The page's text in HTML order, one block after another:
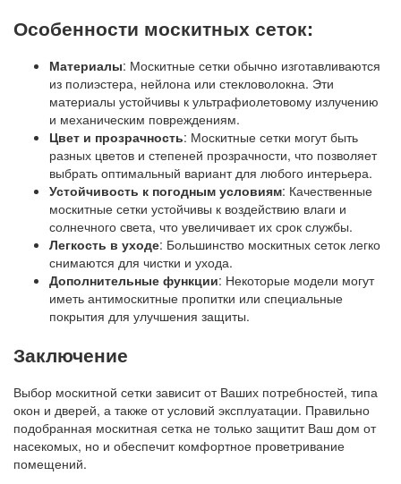
Особенности москитных сеток:
Материалы: Москитные сетки обычно изготавливаются
из полиэстера, нейлона или стекловолокна. Эти
материалы устойчивы к ультрафиолетовому излучению
и механическим повреждениям.
Цвет и прозрачность: Москитные сетки могут быть
разных цветов и степеней прозрачности, что позволяет
выбрать оптимальный вариант для любого интерьера.
Устойчивость к погодным условиям: Качественные
москитные сетки устойчивы к воздействию влаги и
солнечного света, что увеличивает их срок службы.
Легкость в уходе: Большинство москитных сеток легко
снимаются для чистки и ухода.
Дополнительные функции: Некоторые модели могут
иметь антимоскитные пропитки или специальные
покрытия для улучшения защиты.
Заключение
Выбор москитной сетки зависит от Ваших потребностей, типа
окон и дверей, а также от условий эксплуатации. Правильно
подобранная москитная сетка не только защитит Ваш дом от
насекомых, но и обеспечит комфортное проветривание
помещений.